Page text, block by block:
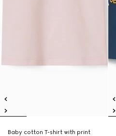
Baby cotton T-shirt with print